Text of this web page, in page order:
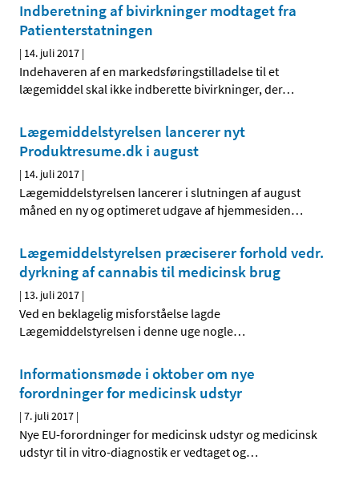
Indberetning af bivirkninger modtaget fra
Patienterstatningen
| 14. juli 2017 |
Indehaveren af en markedsføringstilladelse til et
lægemiddel skal ikke indberette bivirkninger, der…
Lægemiddelstyrelsen lancerer nyt
Produktresume.dk i august
| 14. juli 2017 |
Lægemiddelstyrelsen lancerer i slutningen af august
måned en ny og optimeret udgave af hjemmesiden…
Lægemiddelstyrelsen præciserer forhold vedr.
dyrkning af cannabis til medicinsk brug
| 13. juli 2017 |
Ved en beklagelig misforståelse lagde
Lægemiddelstyrelsen i denne uge nogle…
Informationsmøde i oktober om nye
forordninger for medicinsk udstyr
|7. juli 2017 |
Nye EU-forordninger for medicinsk udstyr og medicinsk
udstyr til in vitro-diagnostik er vedtaget og…